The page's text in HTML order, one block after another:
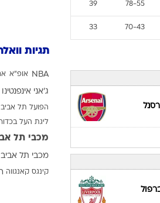
78-55
39
70-43
33
תגיות
NBA אופ"א
ג'אני אינפנטינו
הפועל תל
ליגת העל
מכבי תל
מכבי תל
קינגס קאנגווה